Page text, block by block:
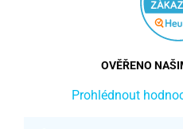
OVĚŘENO
Prohlédnout